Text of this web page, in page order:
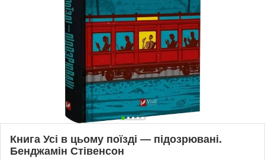
Книга Усі в цьому поїзді — підозрювані.
Бенджамін Стівенсон